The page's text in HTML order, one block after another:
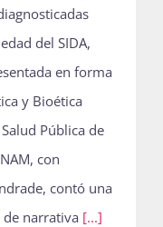
del SIDA,
en forma
y Bioética
Pública de
con
contó una
narrativa [...]